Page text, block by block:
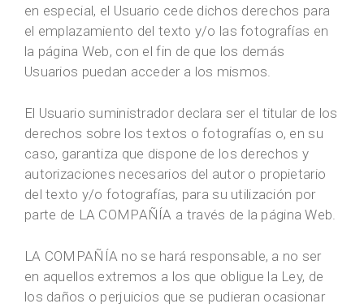
en especial, el Usuario cede dichos derechos para
el emplazamiento del texto y/o las fotografías en
la página Web, con el fin de que los demás
Usuarios puedan acceder a los mismos.
El Usuario suministrador declara ser el titular de los
derechos sobre los textos o fotografías o, en su
caso, garantiza que dispone de los derechos y
autorizaciones necesarios del autor o propietario
del texto y/o fotografías, para su utilización por
parte de LA COMPAÑÍA a través de la página Web.
LA COMPAÑÍA no se hará responsable, a no ser
en aquellos extremos a los que obligue la Ley, de
los daños o perjuicios que se pudieran ocasionar